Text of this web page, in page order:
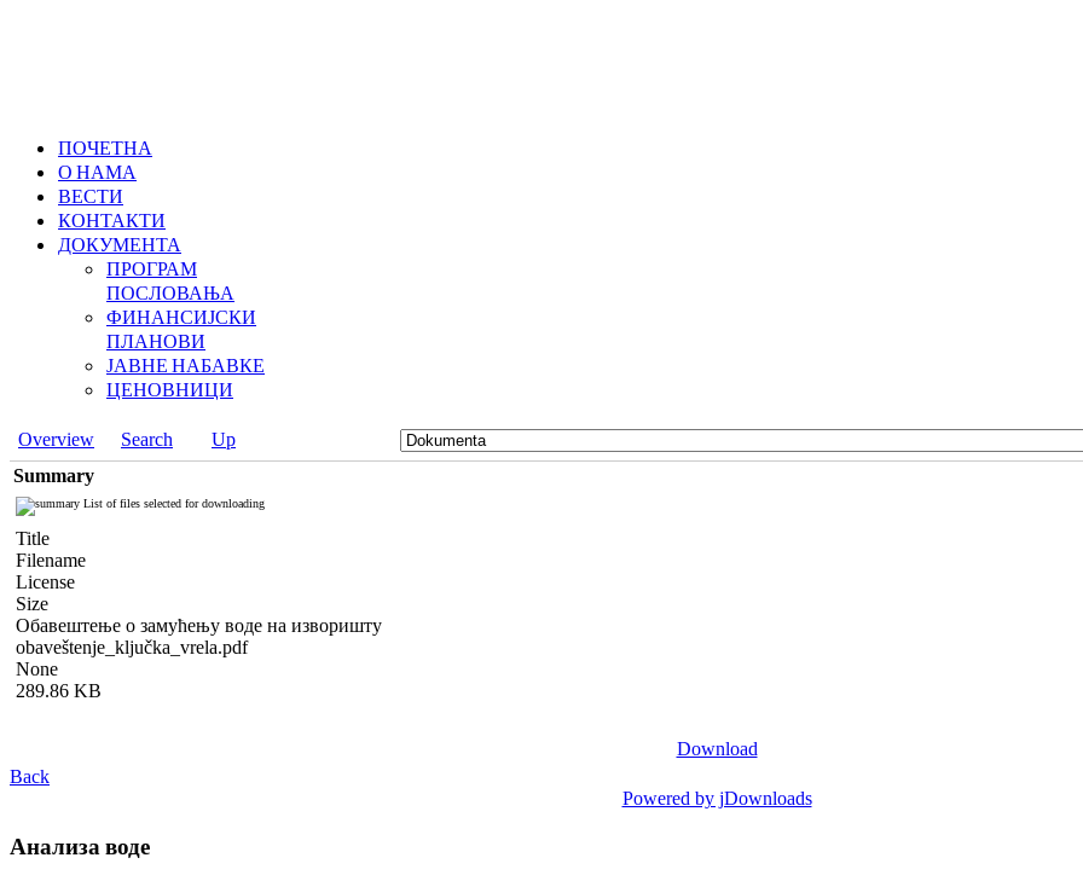
ПОЧЕТНА
О НАМА
ВЕСТИ
КОНТАКТИ
ДОКУМЕНТА
ПРОГРАМ
ПОСЛОВАЊА
ФИНАНСИЈСКИ
ПЛАНОВИ
ЈАВНЕ НАБАВКЕ
ЦЕНОВНИЦИ
Overview Search
Up
Summary
List of files selected for downloading
Title
Filename
License
Size
Обавештење о замућењу воде на изворишту
obaveštenje_ključka_vrela.pdf
None
289.86 KB
Download
Back
Powered by jDownloads
Анализа воде